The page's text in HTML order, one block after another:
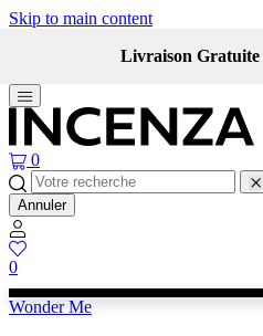
Skip to main content
Livraison Gratuite
0
Annuler
0
Wonder Me